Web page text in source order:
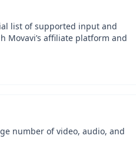
list of supported input and
Movavi’s affiliate platform and
number of video, audio, and